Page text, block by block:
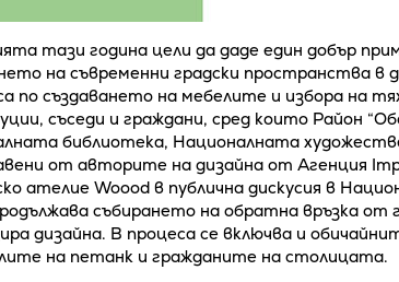
тази година цели да даде един добър
на съвременни градски пространства
по създаването на мебелите и избора на
съседи и граждани, сред които Район
библиотека, Националната
от авторите на дизайна от Агенция
ателие Woood в публична дискусия в
събирането на обратна връзка от
дизайна. В процеса се включва и
на петанк и гражданите на столицата.